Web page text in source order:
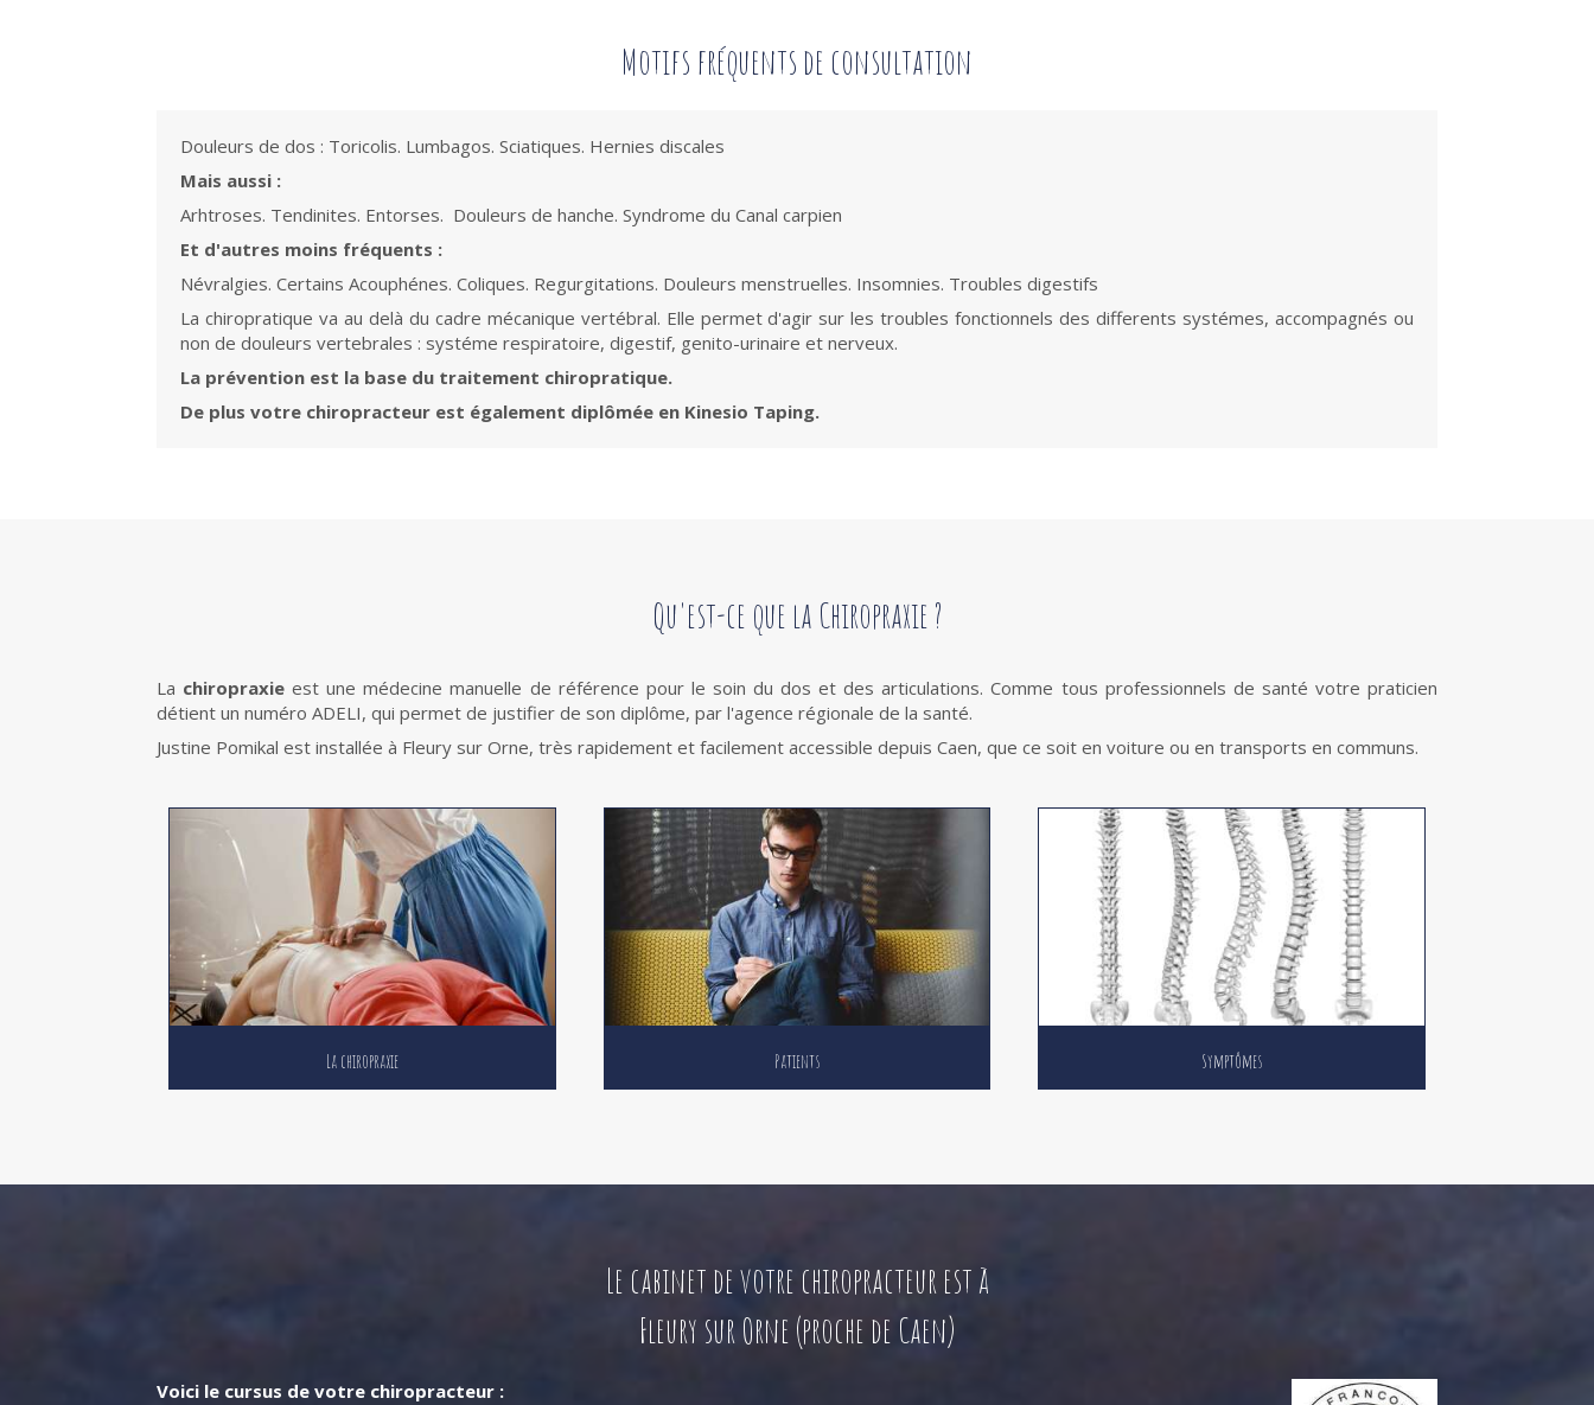
Motifs fréquents de consultation
Douleurs de dos : Toricolis. Lumbagos. Sciatiques. Hernies discales
Mais aussi :
Arhtroses. Tendinites. Entorses. Douleurs de hanche. Syndrome du Canal carpien
Et d'autres moins fréquents :
Névralgies. Certains Acouphénes. Coliques. Regurgitations. Douleurs menstruelles. Insomnies. Troubles digestifs
La chiropratique va au delà du cadre mécanique vertébral. Elle permet d'agir sur les troubles fonctionnels des differents systémes, accompagnés ou
non de douleurs vertebrales : systéme respiratoire, digestif, genito-urinaire et nerveux.
La prévention est la base du traitement chiropratique.
De plus votre chiropracteur est également diplômée en Kinesio Taping.
Qu'est-ce que la Chiropraxie ?
La chiropraxie est une médecine manuelle de référence pour le soin du dos et des articulations. Comme tous professionnels de santé votre praticien
détient un numéro ADELI, qui permet de justifier de son diplôme, par l'agence régionale de la santé.
Justine Pomikal est installée à Fleury sur Orne, très rapidement et facilement accessible depuis Caen, que ce soit en voiture ou en transports en communs.
La chiropraxie Patients Symptômes
Le cabinet de votre chiropracteur est à
Fleury sur Orne (proche de Caen)
Voici le cursus de votre chiropracteur :